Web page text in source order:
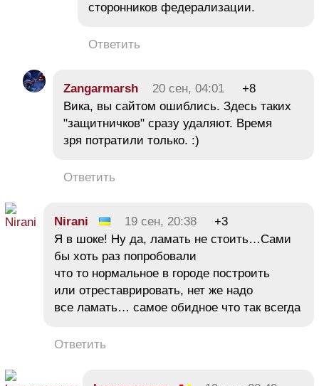
сторонников федерализации.
Ответить
Zangarmarsh 20 сен, 04:01
+8
Вика, вы сайтом ошиблись. Здесь таких
"защитничков" сразу удаляют. Время
зря потратили только. :)
Ответить
Nirani 19 сен, 20:38
+3
Я в шоке! Ну да, ламать не стоить…Сами
бы хоть раз попробовали
что то нормальное в городе построить
или отреставрировать, нет же надо
все ламать… самое обидное что так всегда
Ответить